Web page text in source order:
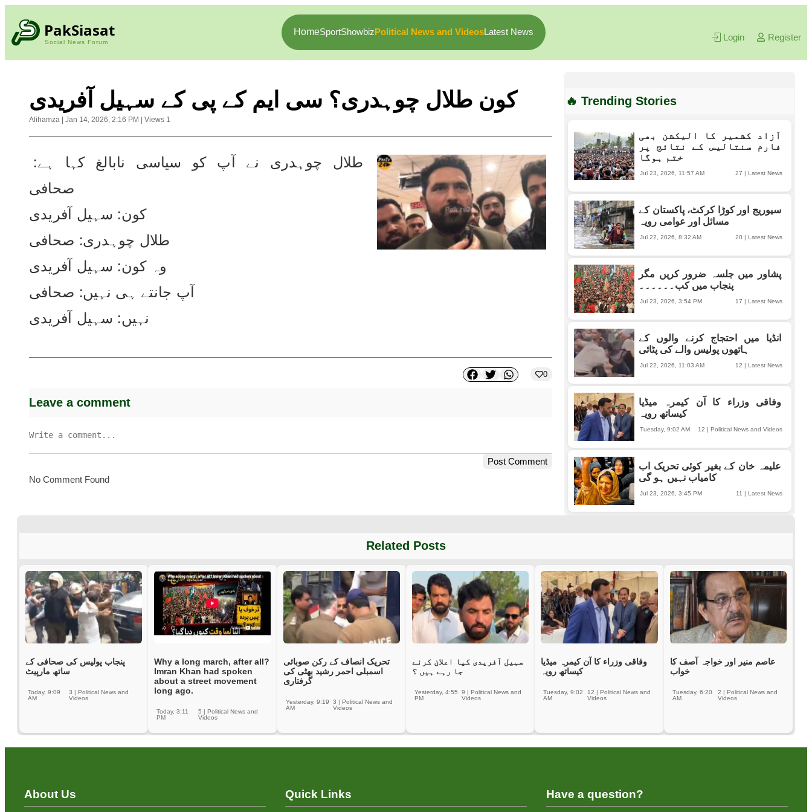
PakSiasat
Social News Forum
HomeSportShowbizPolitical News and VideosLatest News
Login Register
کون طلال چوہدری؟ سی ایم کے پی کے سہیل آفریدی
Alihamza Jan 14, 2026, 2:16 PM Views 1
صحافی
کون: سہیل آفریدی
طلال چوہدری: صحافی
وہ کون: سہیل آفریدی
آپ جانتے ہی نہیں: صحافی
نہیں: سہیل آفریدی
0
Leave a comment
Post Comment
No Comment Found
🔥 Trending Stories
آزاد کشمیر کا الیکشن بھی
فارم سنتالیس کے نتائج پر
ختم ہوگا
27 | Latest News
Jul 23, 2026, 11:57 AM
سیوریج اور کوڑا کرکٹ، پاکستان کے
مسائل اور عوامی رویہ
20 | Latest News
Jul 22, 2026, 8:32 AM
پشاور میں جلسہ ضرور کریں مگر
پنجاب میں کب۔۔۔۔۔۔
17 | Latest News
Jul 23, 2026, 3:54 PM
انڈیا میں احتجاج کرنے والوں کے
ہاتھوں پولیس والے کی پٹائی
12 | Latest News
Jul 22, 2026, 11:03 AM
وفاقی وزراء کا آن کیمرہ میڈیا
کیساتھ رویہ
12 | Political News and Videos
Tuesday, 9:02 AM
علیمہ خان کے بغیر کوئی تحریک اب
کامیاب نہیں ہو گی
11 | Latest News
Jul 23, 2026, 3:45 PM
Related Posts
پنجاب پولیس کی صحافی کے
ساتھ مارپیٹ
3 |Political News and
Videos
Today, 9:09
AM
Why a long march, after all?
Imran Khan had spoken
about a street movement
long ago.
5 | Political News and
Videos
Today, 3:11
PM
تحریک انصاف کے رکن صوبائی
اسمبلی احمر رشید بھٹی کی
گرفتاری
3 | Political News and
Videos
Yesterday, 9:19
AM
سہیل آفریدی کیا اعلان کرنے
جا رہے ہیں ؟
9 |Political News and
Videos
Yesterday, 4:55
PM
وفاقی وزراء کا آن کیمرہ میڈیا
کیساتھ رویہ
12 |Political News and
Videos
Tuesday, 9:02
AM
عاصم منیر اور خواجہ آصف کا
خواب
2 | Political News and
Videos
Tuesday, 6:20
AM
About Us Quick Links Have a question?